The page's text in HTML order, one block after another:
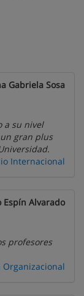
Gabriela Sosa
a su nivel
gran plus
Internacional
Espín Alvarado
profesores
Organizacional